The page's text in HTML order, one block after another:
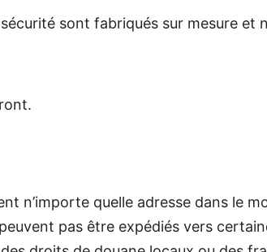
sont fabriqués sur mesure
n’importe quelle adresse dans le
pas être expédiés vers